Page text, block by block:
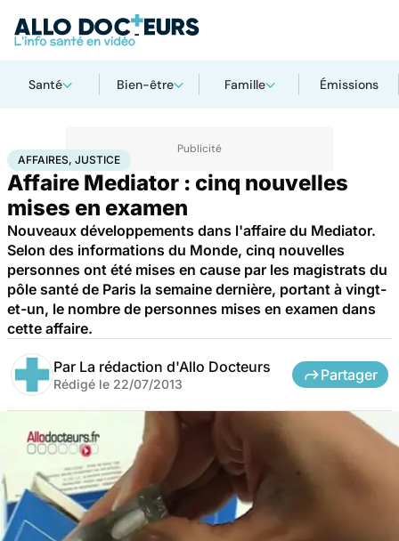
Santé Bien-être Famille Émissions
AccueilSantéSociétéJustice Affaires, justice
AFFAIRES, JUSTICE
Affaire Mediator : cinq nouvelles
mises en examen
Nouveaux développements dans l'affaire du Mediator.
Selon des informations du Monde, cinq nouvelles
personnes ont été mises en cause par les magistrats du
pôle santé de Paris la semaine dernière, portant à vingt-
et-un, le nombre de personnes mises en examen dans
cette affaire.
Par La rédaction d'Allo Docteurs
Rédigé le 22/07/2013
Partager